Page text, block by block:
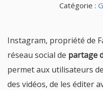
Catégorie :
Instagram, propriété de
réseau social de partage
permet aux utilisateurs
des vidéos, de les éditer